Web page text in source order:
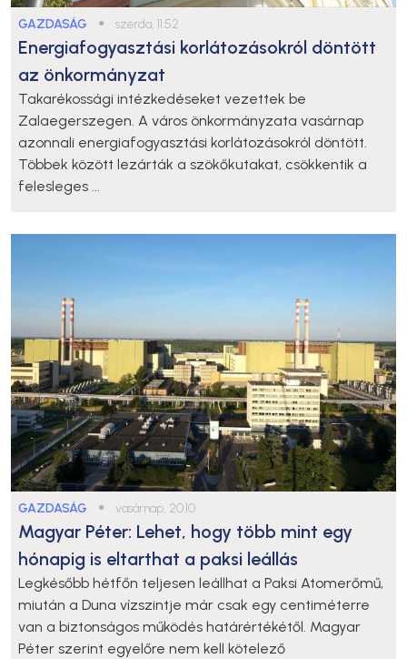
GAZDASÁG ● szerda, 11:52
Energiafogyasztási korlátozásokról döntött
az önkormányzat
Takarékossági intézkedéseket vezettek be
Zalaegerszegen. A város önkormányzata vasárnap
azonnali energiafogyasztási korlátozásokról döntött.
Többek között lezárták a szökőkutakat, csökkentik a
felesleges ...
GAZDASÁG ● vasárnap, 20:10
Magyar Péter: Lehet, hogy több mint egy
hónapig is eltarthat a paksi leállás
Legkésőbb hétfőn teljesen leállhat a Paksi Atomerőmű,
miután a Duna vízszintje már csak egy centiméterre
van a biztonságos működés határértékétől. Magyar
Péter szerint egyelőre nem kell kötelező